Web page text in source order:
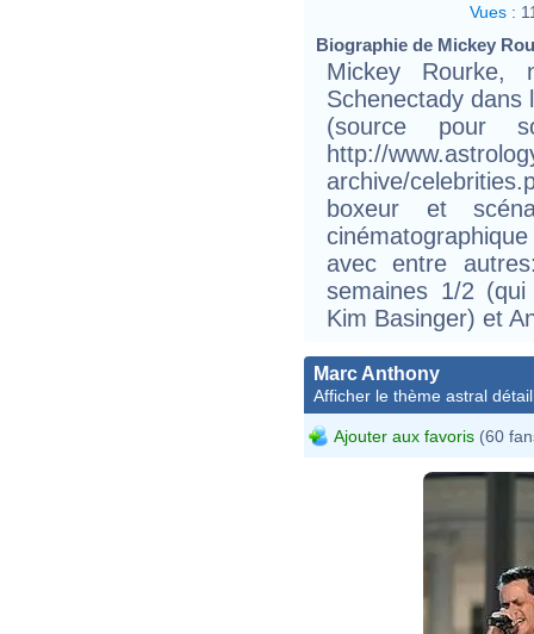
Vues :
Biographie de Mickey
Mickey
Schenectady dans
(source pour
http://
archive/
boxeur et
avec entre
semaines 1/2
Kim Basinger) et
Marc Anthony
Afficher le thème astral
Ajouter aux favoris (60